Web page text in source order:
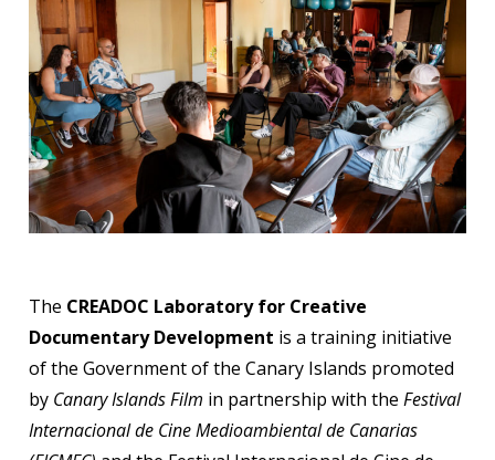
The CREADOC Laboratory for Creative
Documentary Development is a training initiative
of the Government of the Canary Islands promoted
by Canary Islands Film in partnership with the Festival
Internacional de Cine Medioambiental de Canarias